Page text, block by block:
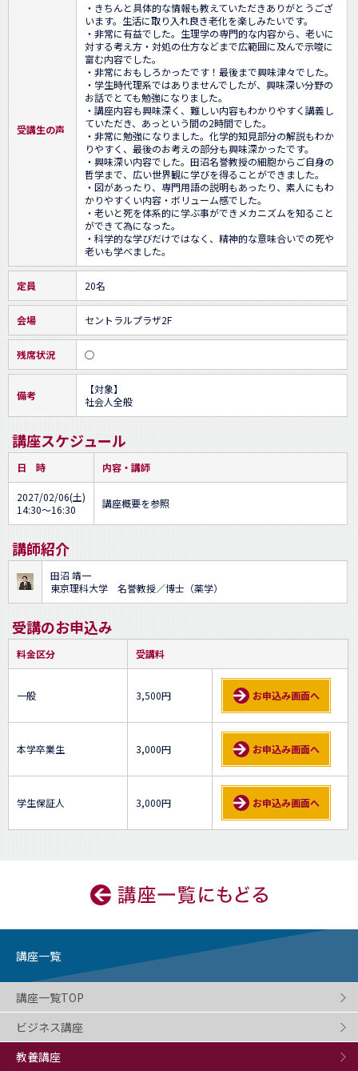
受講生の声
・きちんと具体的な情報も教えていただきありがとうござ
います。生活に取り入れ良き老化を楽しみたいです。
・非常に有益でした。生理学の専門的な内容から、老いに
対する考え方・対処の仕方などまで広範囲に及んで示唆に
富む内容でした。
・非常におもしろかったです！最後まで興味津々でした。
・学生時代理系ではありませんでしたが、興味深い分野の
お話でとても勉強になりました。
・講座内容も興味深く、難しい内容もわかりやすく講義し
ていただき、あっという間の2時間でした。
・非常に勉強になりました。化学的知見部分の解説もわか
りやすく、最後のお考えの部分も興味深かったです。
・興味深い内容でした。田沼名誉教授の細胞からご自身の
哲学まで、広い世界観に学びを得ることができました。
・図があったり、専門用語の説明もあったり、素人にもわ
かりやすくい内容・ボリューム感でした。
・老いと死を体系的に学ぶ事ができメカニズムを知ること
ができて為になった。
・科学的な学びだけではなく、精神的な意味合いでの死や
老いも学べました。
定員 20名
会場 セントラルプラザ2F
残席状況 ○
備考
【対象】
社会人全般
講座スケジュール
日 時 内容・講師
2027/02/06(土)
14:30～16:30
講座概要を参照
講師紹介
田沼 靖一
東京理科大学 名誉教授／博士（薬学）
受講のお申込み
料金区分 受講料
一般 3,500円 お申込み画面へ
本学卒業生 3,000円 お申込み画面へ
学生保証人 3,000円 お申込み画面へ
講座一覧
講座一覧TOP
ビジネス講座
教養講座